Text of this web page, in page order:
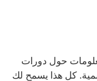
حول دورات
كل هذا يسمح لك